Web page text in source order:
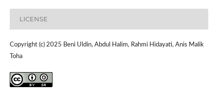
LICENSE
Copyright (c) 2025 Beni Uldin, Abdul Halim, Rahmi Hidayati, Anis Malik
Toha